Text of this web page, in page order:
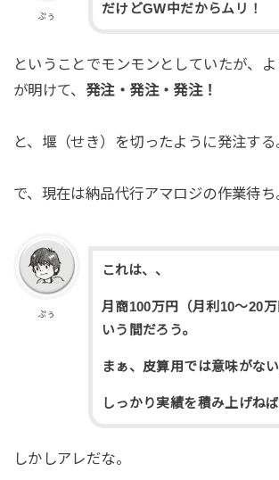
ぷぅ
だけどGW中だからムリ！
ということでモンモンとしていたが、
が明けて、 発注・発注・発注！
と、堰（せき）を切ったように発注する
で、現在は納品代行アマロジの作業待ち
ぷぅ
これは、、
月商100万円（月利10～20
いう間だろう。
まぁ、皮算用では意味がない
しっかり実績を積み上げねば
しかしアレだな。